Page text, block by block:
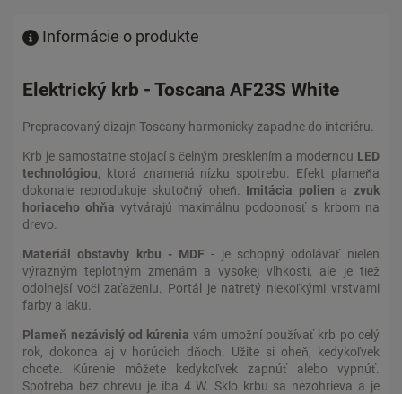
Informácie o produkte
Elektrický krb - Toscana AF23S White
Prepracovaný dizajn Toscany harmonicky zapadne do interiéru.
Krb je samostatne stojací s čelným presklením a modernou LED
technológiou, ktorá znamená nízku spotrebu. Efekt plameňa
dokonale reprodukuje skutočný oheň. Imitácia polien a zvuk
horiaceho ohňa vytvárajú maximálnu podobnosť s krbom na
drevo.
Materiál obstavby krbu - MDF - je schopný odolávať nielen
výrazným teplotným zmenám a vysokej vlhkosti, ale je tiež
odolnejší voči zaťaženiu. Portál je natretý niekoľkými vrstvami
farby a laku.
Plameň nezávislý od kúrenia vám umožní používať krb po celý
rok, dokonca aj v horúcich dňoch. Užite si oheň, kedykoľvek
chcete. Kúrenie môžete kedykoľvek zapnúť alebo vypnúť.
Spotreba bez ohrevu je iba 4 W. Sklo krbu sa nezohrieva a je